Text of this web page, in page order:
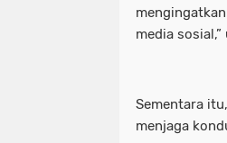
media
Sementara
menjaga